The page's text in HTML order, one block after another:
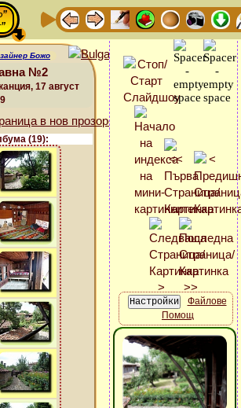
Божо
№2
17 август
(19):
Файлове
Помощ